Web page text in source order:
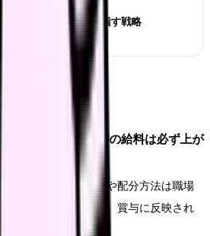
50 代早期退職を目指す戦略
病院なら、看護師の給料は必ず上が
みですが、反映時期や配分方法は職場
るか、手当で出るか、賞与に反映され